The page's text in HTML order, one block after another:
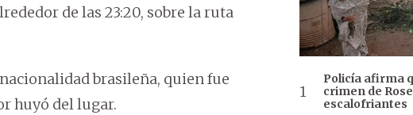
de las 23:20, sobre la ruta
brasileña, quien fue
huyó del lugar.
Policía afirma
crimen de
escalofriantes